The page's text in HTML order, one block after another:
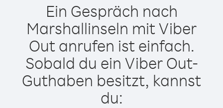
Ein Gespräch nach
Marshallinseln mit Viber
Out anrufen ist einfach.
Sobald du ein Viber Out-
Guthaben besitzt, kannst
du: